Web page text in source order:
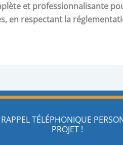
et professionnalisante
en respectant la
TÉLÉPHONIQUE
PROJET !